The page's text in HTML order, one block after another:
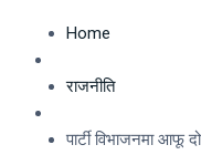
Home
राजनीति
पार्टी विभाजनमा आफू